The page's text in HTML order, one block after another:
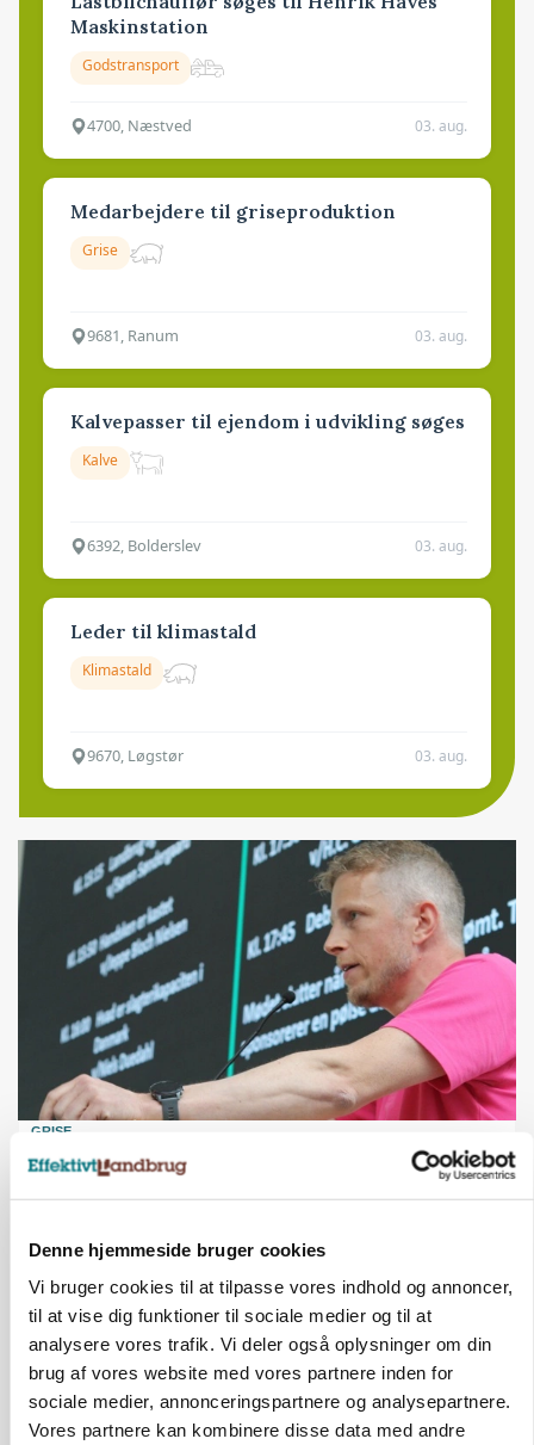
Denne hjemmeside bruger cookies
Vi bruger cookies til at tilpasse vores indhold og annoncer,
til at vise dig funktioner til sociale medier og til at
analysere vores trafik. Vi deler også oplysninger om din
brug af vores website med vores partnere inden for
sociale medier, annonceringspartnere og analysepartnere.
Vores partnere kan kombinere disse data med andre
Maskinstation
Godstransport
4700, Næstved 03. aug.
Medarbejdere til griseproduktion
Grise
9681, Ranum 03. aug.
Kalvepasser til ejendom i udvikling søges
Kalve
6392, Bolderslev 03. aug.
Leder til klimastald
Klimastald
9670, Løgstør 03. aug.
GRISE
Svineproducenter kalder Danish Crowns
notering en katastrofe